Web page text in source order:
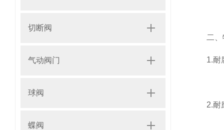
切断阀
气动阀门
球阀
蝶阀
二、
1.耐腐
2.耐磨